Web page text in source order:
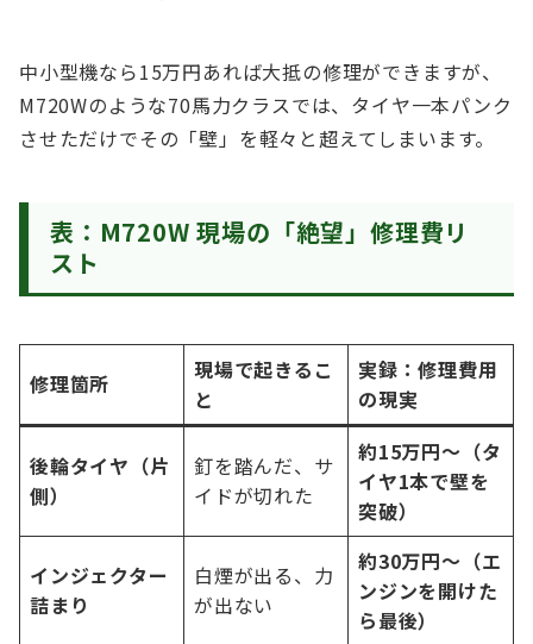
中小型機なら15万円あれば大抵の修理ができますが、
M720Wのような70馬力クラスでは、タイヤ一本パンク
させただけでその「壁」を軽々と超えてしまいます。
表：M720W 現場の「絶望」修理費リ
スト
修理箇所
現場で起きるこ
と
実録：修理費用
の現実
後輪タイヤ（片
側）
釘を踏んだ、サ
イドが切れた
約15万円〜（タ
イヤ1本で壁を
突破）
インジェクター
詰まり
白煙が出る、力
が出ない
約30万円〜（エ
ンジンを開けた
ら最後）